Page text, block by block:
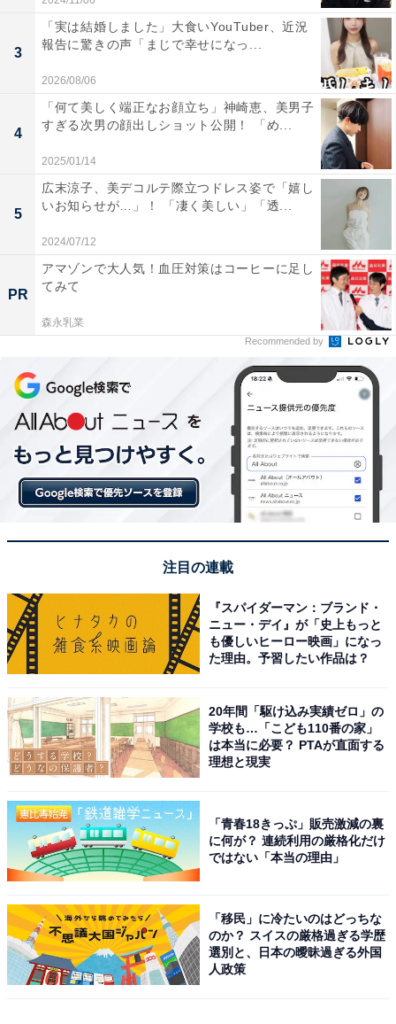
3
「実は結婚しました」大食いYouTuber、近況
報告に驚きの声「まじで幸せになっ...
2026/08/06
4
「何て美しく端正なお顔立ち」神崎恵、美男子
すぎる次男の顔出しショット公開！ 「め...
2025/01/14
5
広末涼子、美デコルテ際立つドレス姿で「嬉し
いお知らせが…」！ 「凄く美しい」「透...
2024/07/12
PR
アマゾンで大人気！血圧対策はコーヒーに足し
てみて
森永乳業
Recommended by
注目の連載
『スパイダーマン：ブランド・
ニュー・デイ』が「史上もっと
も優しいヒーロー映画」になっ
た理由。予習したい作品は？
20年間「駆け込み実績ゼロ」の
学校も…「こども110番の家」
は本当に必要？ PTAが直面する
理想と現実
「青春18きっぷ」販売激減の裏
に何が？ 連続利用の厳格化だけ
ではない「本当の理由」
「移民」に冷たいのはどっちな
のか？ スイスの厳格過ぎる学歴
選別と、日本の曖昧過ぎる外国
人政策